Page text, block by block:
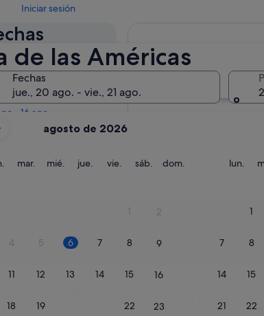
de las Américas
Fechas
jue., 20 ago. - vie., 21 ago.
agosto de 2026
lunesmar. martes
mié. miércoles
jue. jueves
vie. viernes
sáb. sábado
dom.
1 2
4 5 6 7 8 9
11 12 13 14 15 16
18 19 22 23
lun.
1
7 8
14 15
21 22
Iniciar sesión
- 8 ago
fin de semana
- 16 ago
un 15 % en miles de hoteles
en Playa de las Américas